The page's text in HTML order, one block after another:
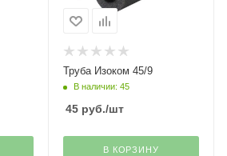
Труба Изоком 45/9
В наличии: 45
45руб./шт
В КОРЗИНУ